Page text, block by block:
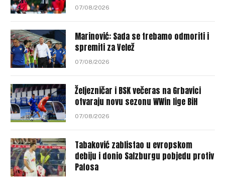
07/08/2026
Marinović: Sada se trebamo odmoriti i
spremiti za Velež
07/08/2026
Željezničar i BSK večeras na Grbavici
otvaraju novu sezonu WWin lige BiH
07/08/2026
Tabaković zablistao u evropskom
debiju i donio Salzburgu pobjedu protiv
Pafosa